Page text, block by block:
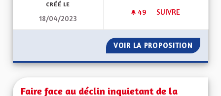
CRÉÉ LE
18/04/2023
49 49 ABONNÉS
SUIVRE
VOIR LA PROPOSITION
Faire face au déclin inquietant de la